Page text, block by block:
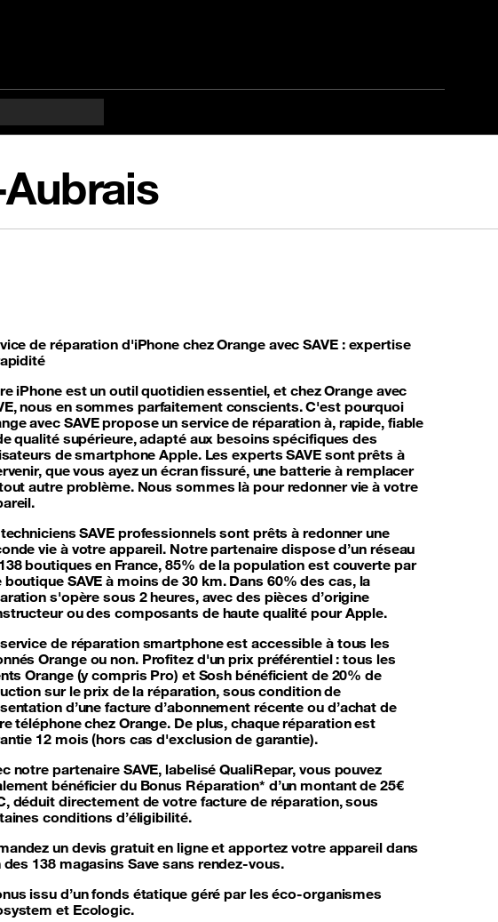
de réparation d'iPhone chez Orange avec SAVE : expertise
iPhone est un outil quotidien essentiel, et chez Orange avec
nous en sommes parfaitement conscients. C'est pourquoi
avec SAVE propose un service de réparation à, rapide, fiable
qualité supérieure, adapté aux besoins spécifiques des
de smartphone Apple. Les experts SAVE sont prêts à
que vous ayez un écran fissuré, une batterie à remplacer
autre problème. Nous sommes là pour redonner vie à votre
SAVE professionnels sont prêts à redonner une
vie à votre appareil. Notre partenaire dispose d’un réseau
boutiques en France, 85% de la population est couverte par
boutique SAVE à moins de 30 km. Dans 60% des cas, la
s'opère sous 2 heures, avec des pièces d’origine
ou des composants de haute qualité pour Apple.
deréparation smartphoneest accessible à tous les
Orange ou non. Profitez d'un prix préférentiel : tous les
Orange (y compris Pro) et Sosh bénéficient de 20% de
sur le prix de la réparation, sous condition de
d’une facture d’abonnement récente ou d’achat de
téléphone chez Orange. De plus, chaque réparation est
12 mois (hors cas d'exclusion de garantie).
notre partenaire SAVE, labelisé QualiRepar, vous pouvez
bénéficier du Bonus Réparation* d’un montant de 25€
déduit directement de votre facture de réparation, sous
conditions d’éligibilité.
un devis gratuit en ligne et apportez votre appareil dans
des 138 magasins Save sans rendez-vous.
issu d’un fonds étatique géré par les éco-organismes
et Ecologic.